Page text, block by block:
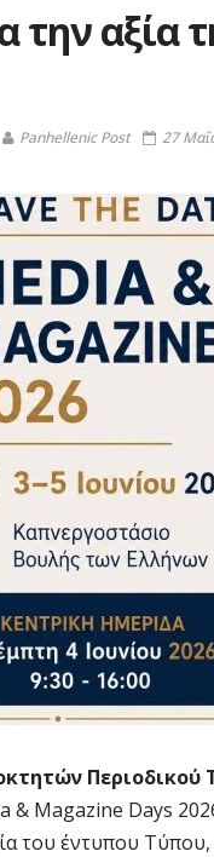
αξία
Panhellenic Post 27
Περιοδικού
& Magazine Days
του έντυπου